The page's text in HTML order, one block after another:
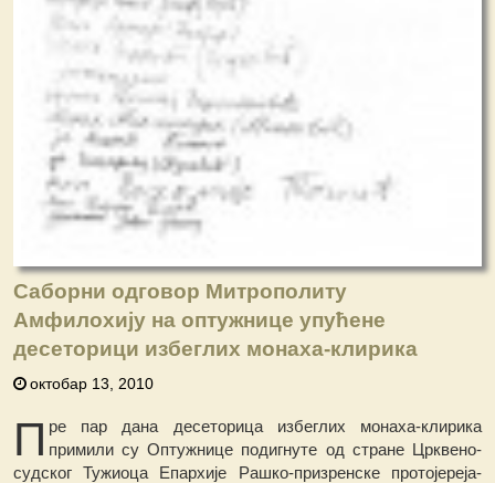
Саборни одговор Митрополиту
Амфилохију на оптужнице упућене
десеторици избеглих монаха-клирика
октобар 13, 2010
П ре пар дана десеторица избеглих монаха-клирика
примили су Оптужнице подигнуте од стране Црквено-
судског Тужиоца Епархије Рашко-призренске протојереја-